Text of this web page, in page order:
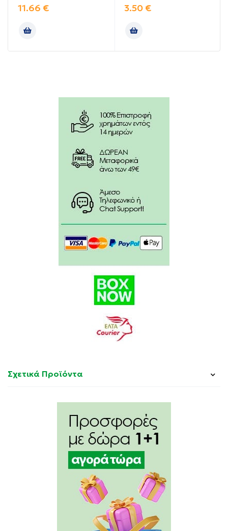
αναπνοή, ενισχύοντας τον οργανισμό.
Οδηγίες χρήσης:
Συστατικά:
Γλυκαντικά (ισομαλτιτόλη, σουκραλόσα), οξέα:
(E330, Βιταμίνη C), φυσικό άρωμα φρούτων &
εκχύλισμα φυσικών βοτάνων, συμπύκνωμα φρούτων
(0,2%), φυσικές χρωστικές: (E163)
11.66 € 3.50 €
Σχετικά Προϊόντα